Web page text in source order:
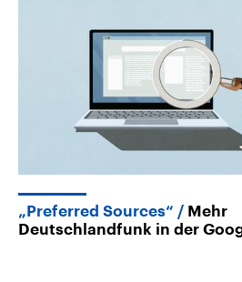
„Preferred Sources“
Mehr
Deutschlandfunk in der